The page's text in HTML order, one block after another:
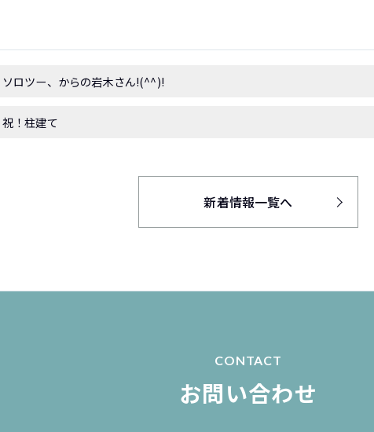
ソロツー、からの岩木さん!(^^)!
祝！柱建て
新着情報一覧へ
CONTACT
お問い合わせ